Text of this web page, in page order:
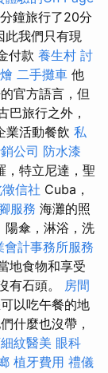
鐘旅行了20分
此我們只有現
付款 養生村 討
二手攤車 他
官方語言，但
巴旅行之外，
業活動餐飲 私
公司 防水漆
，特立尼達，聖
信社 Cuba，
服務 海灘的照
陽傘，淋浴，洗
會計事務所服務
地食物和享受
有石頭。 房間
以吃午餐的地
什麼也沒帶，
紋醫美 眼科
植牙費用 禮儀